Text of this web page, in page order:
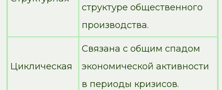
структуре общественного
производства.
Циклическая
Связана с общим спадом
экономической активности
в периоды кризисов.